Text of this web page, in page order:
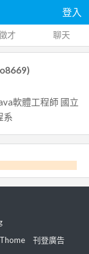
登入
才 聊天
)
軟體工程師 國立
系
刊登廣告